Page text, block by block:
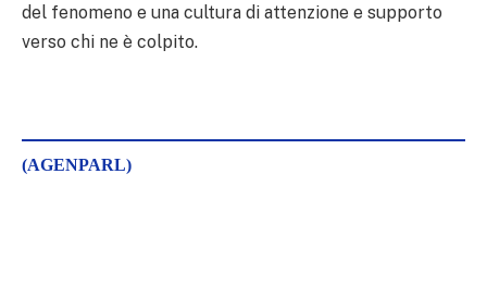
del fenomeno e una cultura di attenzione e supporto
verso chi ne è colpito.
(AGENPARL)